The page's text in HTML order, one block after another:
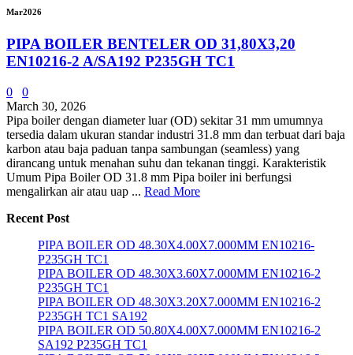
Mar2026
PIPA BOILER BENTELER OD 31,80X3,20
EN10216-2 A/SA192 P235GH TC1
0
0
March 30, 2026
Pipa boiler dengan diameter luar (OD) sekitar 31 mm umumnya
tersedia dalam ukuran standar industri 31.8 mm dan terbuat dari baja
karbon atau baja paduan tanpa sambungan (seamless) yang
dirancang untuk menahan suhu dan tekanan tinggi. Karakteristik
Umum Pipa Boiler OD 31.8 mm Pipa boiler ini berfungsi
mengalirkan air atau uap ... Read More
Recent Post
PIPA BOILER OD 48.30X4.00X7.000MM EN10216-
P235GH TC1
PIPA BOILER OD 48.30X3.60X7.000MM EN10216-2
P235GH TC1
PIPA BOILER OD 48.30X3.20X7.000MM EN10216-2
P235GH TC1 SA192
PIPA BOILER OD 50.80X4.00X7.000MM EN10216-2
SA192 P235GH TC1